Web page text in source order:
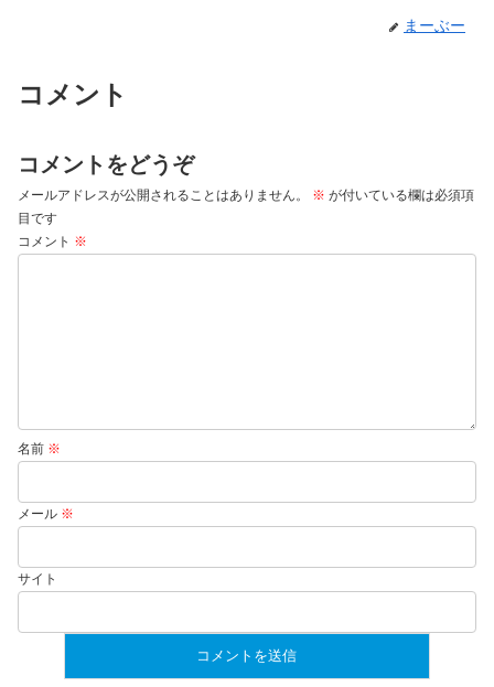
まーぶー
コメント
コメントをどうぞ
メールアドレスが公開されることはありません。 ※ が付いている欄は必須項
目です
コメント ※
名前 ※
メール ※
サイト